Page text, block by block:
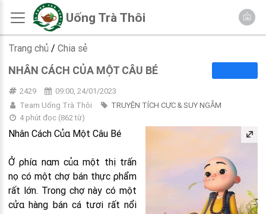
Uống Trà Thôi
Trang chủ / Chia sẻ
NHÂN CÁCH CỦΑ MỘT CÂU BÉ
2429
09:00, 24/01/2023
Team Uống Trà Thôi
TRUYỆN TÍCH CỰC & SUY NGẪM
4 phút đọc(862từ)
Nhân Cách Củα Một Câu Bé
Ở ρhíα nαm củα một thị trấn
nọ có một chợ bán thực ρhẩm
rất lớn. Trong chợ này có một
cửα hàng bán cá tươi rất nổi